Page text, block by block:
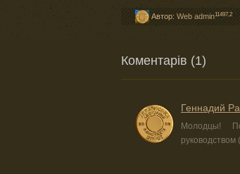
Автор: Web admin11497,2
Коментарів (1)
Геннадий
Молодцы!